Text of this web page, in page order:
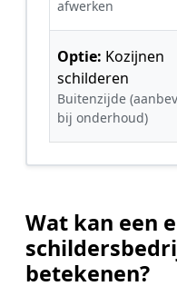
afwerken
Optie: Kozijnen
schilderen
Buitenzijde
bij onderhoud)
Wat kan een
betekenen?